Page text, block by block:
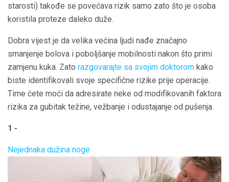
starosti) takođe se povećava rizik samo zato što je osoba
koristila proteze daleko duže.
Dobra vijest je da velika većina ljudi nađe značajno
smanjenje bolova i poboljšanje mobilnosti nakon što primi
zamjenu kuka. Zato razgovarajte sa svojim doktorom kako
biste identifikovali svoje specifične rizike prije operacije.
Time ćete moći da adresirate neke od modifikovanih faktora
rizika za gubitak težine, vežbanje i odustajanje od pušenja.
1 -
Nejednaka dužina noge